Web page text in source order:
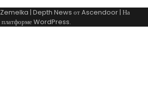
Zemelka | Depth News отAscendoor | На
платформеWordPress.